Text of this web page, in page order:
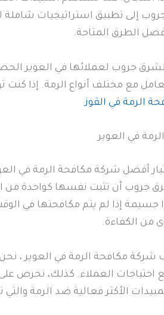
إلى تطبيق استراتيجيات شاملة
الطرق المتاحة.
جروب لعملائها في العوير
مع مختلف أنواع الرمة. إذا
الرمة في القوز
في العوير
أفضل شركة مكافحة الرمة في
أن تثبت نفسها كواحدة من
جسيمة إذا لم يتم مكافحتها في
من الكفاءة.
مكافحة الرمة في العوير ،
العملاء. كذلك، نحرص على
الأكثر فعالية ضد الرمة